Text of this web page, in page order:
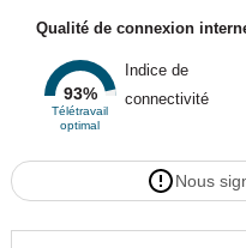
Qualité de connexion
93%
Télétravail
optimal
Indice de
connectivité
Nous